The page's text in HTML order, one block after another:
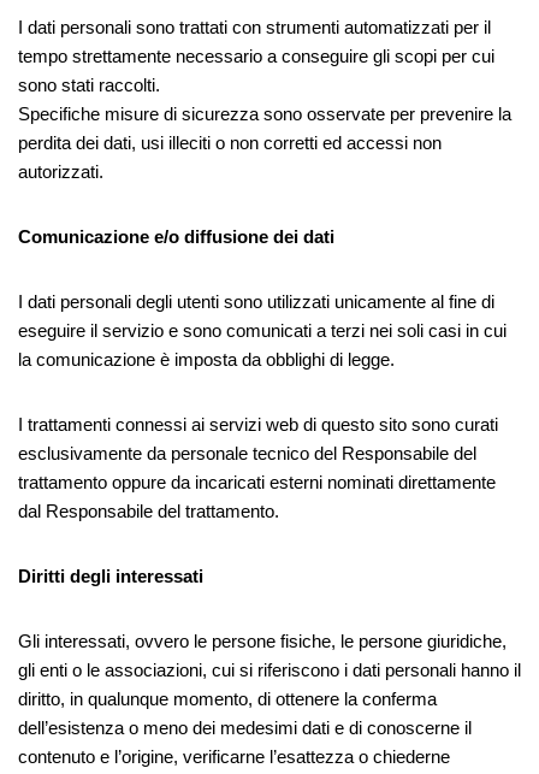
I dati personali sono trattati con strumenti automatizzati per il
tempo strettamente necessario a conseguire gli scopi per cui
sono stati raccolti.
Specifiche misure di sicurezza sono osservate per prevenire la
perdita dei dati, usi illeciti o non corretti ed accessi non
autorizzati.
Comunicazione e/o diffusione dei dati
I dati personali degli utenti sono utilizzati unicamente al fine di
eseguire il servizio e sono comunicati a terzi nei soli casi in cui
la comunicazione è imposta da obblighi di legge.
I trattamenti connessi ai servizi web di questo sito sono curati
esclusivamente da personale tecnico del Responsabile del
trattamento oppure da incaricati esterni nominati direttamente
dal Responsabile del trattamento.
Diritti degli interessati
Gli interessati, ovvero le persone fisiche, le persone giuridiche,
gli enti o le associazioni, cui si riferiscono i dati personali hanno il
diritto, in qualunque momento, di ottenere la conferma
dell’esistenza o meno dei medesimi dati e di conoscerne il
contenuto e l’origine, verificarne l’esattezza o chiederne